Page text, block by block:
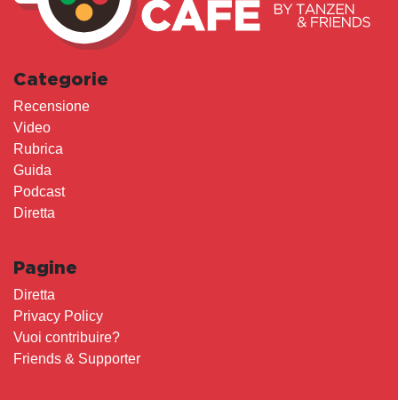
Categorie
Recensione
Video
Rubrica
Guida
Podcast
Diretta
Pagine
Diretta
Privacy Policy
Vuoi contribuire?
Friends & Supporter